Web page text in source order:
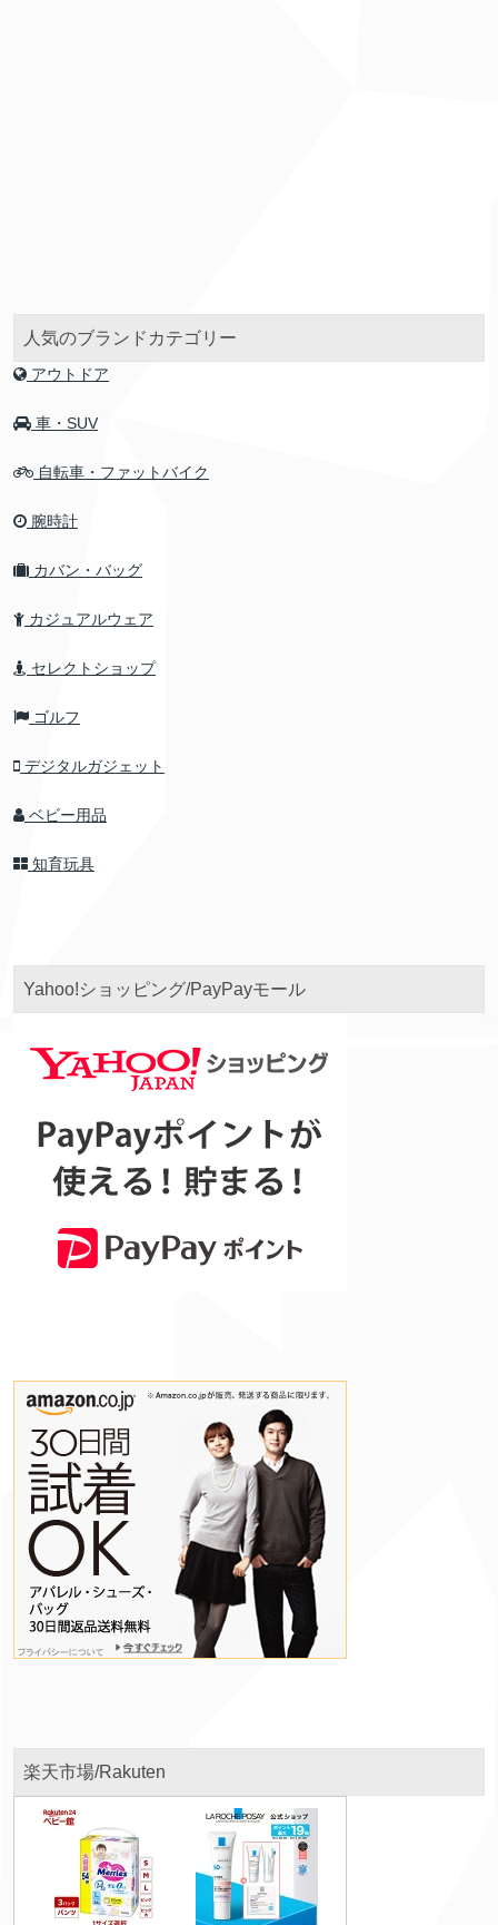
人気のブランドカテゴリー
アウトドア
車・SUV
自転車・ファットバイク
腕時計
カバン・バッグ
カジュアルウェア
セレクトショップ
ゴルフ
デジタルガジェット
ベビー用品
知育玩具
Yahoo!ショッピング/PayPayモール
楽天市場/Rakuten